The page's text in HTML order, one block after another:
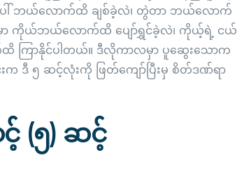
ပေါ် ဘယ်လောက်ထိ ချစ်ခဲ့လဲ၊ တွဲတာ ဘယ်လောက်
ထဲမှာ ကိုယ်ဘယ်လောက်ထိ ပျော်ရွှင်ခဲ့လဲ၊ ကိုယ့်ရဲ့ ငယ်
ကြာနိုင်ပါတယ်။ ဒီလိုကာလမှာ ပူဆွေးသောက
ဒီ ၅ ဆင့်လုံးကို ဖြတ်ကျော်ပြီးမှ စိတ်ဒဏ်ရာ
(၅) ဆင့်